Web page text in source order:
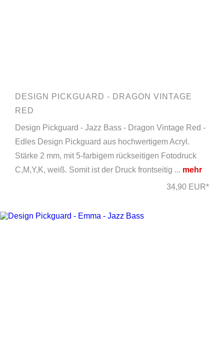
DESIGN PICKGUARD - DRAGON VINTAGE
RED
Design Pickguard - Jazz Bass - Dragon Vintage Red -
Edles Design Pickguard aus hochwertigem Acryl.
Stärke 2 mm, mit 5-farbigem rückseitigen Fotodruck
C,M,Y,K, weiß. Somit ist der Druck frontseitig ... mehr
34,90 EUR*